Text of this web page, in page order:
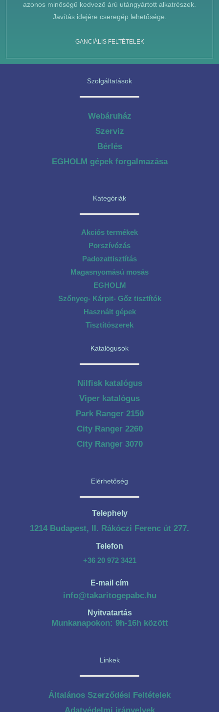
azonos minőségű kedvező árú utángyártott alkatrészek.
Javítás idejére cseregép lehetősége.
GANCIÁLIS FELTÉTELEK
Szolgáltatások
Webáruház
Szerviz
Bérlés
EGHOLM gépek forgalmazása
Kategóriák
Akciós termékek
Porszívózás
Padozattisztítás
Magasnyomású mosás
EGHOLM
Szőnyeg- Kárpit- Gőz tisztítók
Használt gépek
Tisztítószerek
Katalógusok
Nilfisk katalógus
Viper katalógus
Park Ranger 2150
City Ranger 2260
City Ranger 3070
Elérhetőség
Telephely
1214 Budapest, II. Rákóczi Ferenc út 277.
Telefon
+36 20 972 3421
E-mail cím
info@takaritogepabc.hu
Nyitvatartás
Munkanapokon: 9h-16h között
Linkek
Általános Szerződési Feltételek